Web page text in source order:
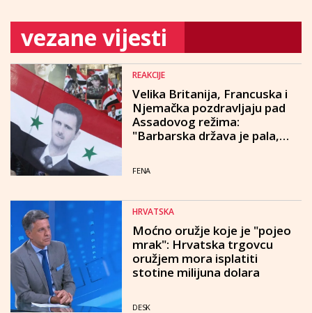
vezane vijesti
REAKCIJE
Velika Britanija, Francuska i
Njemačka pozdravljaju pad
Assadovog režima:
"Barbarska država je pala,
FENA
HRVATSKA
Moćno oružje koje je "pojeo
mrak": Hrvatska trgovcu
oružjem mora isplatiti
stotine milijuna dolara
DESK